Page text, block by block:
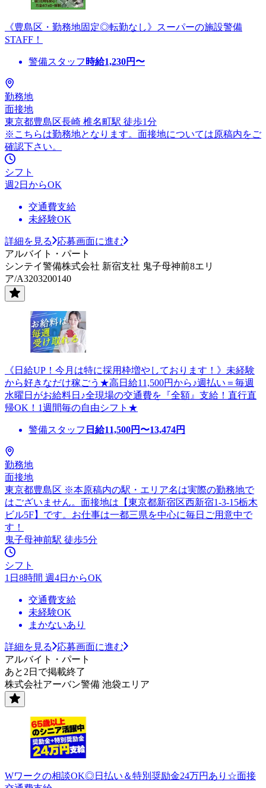
《豊島区・勤務地固定◎転勤なし》スーパーの施設警備
STAFF！
警備スタッフ 時給1,230円〜
勤務地
面接地
東京都豊島区長崎 椎名町駅 徒歩1分
※こちらは勤務地となります。面接地については原稿内をご
確認下さい。
シフト
週2日からOK
交通費支給
未経験OK
詳細を見る
応募画面に進む
アルバイト・パート
シンテイ警備株式会社 新宿支社 鬼子母神前8エリ
ア/A3203200140
《日給UP！今月は特に採用枠増やしております！》未経験
から好きなだけ稼ごう★高日給11,500円から♪週払い＝毎週
水曜日がお給料日♪全現場の交通費を『全額』支給！直行直
帰OK！1週間毎の自由シフト★
警備スタッフ 日給11,500円〜13,474円
勤務地
面接地
東京都豊島区 ※本原稿内の駅・エリア名は実際の勤務地で
はございません。面接地は【東京都新宿区西新宿1-3-15栃木
ビル5F】です。お仕事は一都三県を中心に毎日ご用意中で
す！
鬼子母神前駅 徒歩5分
シフト
1日8時間 週4日からOK
交通費支給
未経験OK
まかないあり
詳細を見る
応募画面に進む
アルバイト・パート
あと2日で掲載終了
株式会社アーバン警備 池袋エリア
Wワークの相談OK◎日払い＆特別奨励金24万円あり☆面接